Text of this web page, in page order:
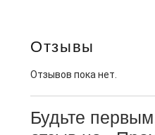
Отзывы
Отзывов пока нет.
Будьте